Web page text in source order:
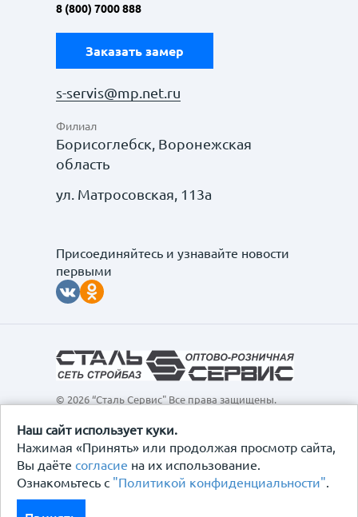
Наш сайт использует куки.
Нажимая «Принять» или продолжая просмотр сайта,
Вы даёте согласие на их использование.
Ознакомьтесь с "Политикой конфиденциальности".
8 (800) 7000 888
Заказать замер
s-servis@mp.net.ru
Филиал
Борисоглебск, Воронежская
область
ул. Матросовская, 113а
Присоединяйтесь и узнавайте новости
первыми
© 2026 “Сталь Сервис" Все права защищены.
интернет-сайт, а также вся информация о товарах и
ценах, предоставленная на нём, носит
исключительно информационный характер и ни при
каких условиях не является публичной офертой,
определяемой положениями Статьи 437